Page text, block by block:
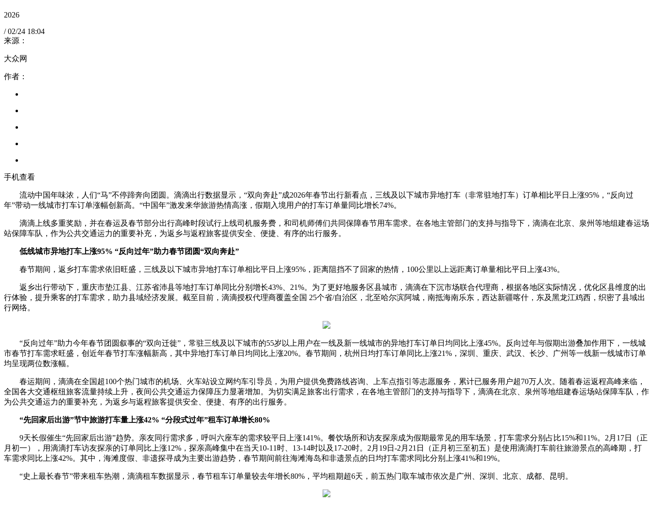
2026
/ 02/24 18:04
来源：
大众网
作者：
手机查看
流动中国年味浓，人们“马”不停蹄奔向团圆。滴滴出行数据显示，“双向奔赴”成2026年春节出行新看点，三线及以下城市异地打车（非常驻地打车）订单相比平日上涨95%，“反向过
年”带动一线城市打车订单涨幅创新高。“中国年”激发来华旅游热情高涨，假期入境用户的打车订单量同比增长74%。
滴滴上线多重奖励，并在春运及春节部分出行高峰时段试行上线司机服务费，和司机师傅们共同保障春节用车需求。在各地主管部门的支持与指导下，滴滴在北京、泉州等地组建春运场
站保障车队，作为公共交通运力的重要补充，为返乡与返程旅客提供安全、便捷、有序的出行服务。
低线城市异地打车上涨95% “反向过年”助力春节团圆“双向奔赴”
春节期间，返乡打车需求依旧旺盛，三线及以下城市异地打车订单相比平日上涨95%，距离阻挡不了回家的热情，100公里以上远距离订单量相比平日上涨43%。
返乡出行带动下，重庆市垫江县、江苏省沛县等地打车订单同比分别增长43%、21%。为了更好地服务区县城市，滴滴在下沉市场联合代理商，根据各地区实际情况，优化区县维度的出
行体验，提升乘客的打车需求，助力县域经济发展。截至目前，滴滴授权代理商覆盖全国 25个省/自治区，北至哈尔滨阿城，南抵海南乐东，西达新疆喀什，东及黑龙江鸡西，织密了县域出
行网络。
“反向过年”助力今年春节团圆叙事的“双向迁徙”，常驻三线及以下城市的55岁以上用户在一线及新一线城市的异地打车订单日均同比上涨45%。反向过年与假期出游叠加作用下，一线城
市春节打车需求旺盛，创近年春节打车涨幅新高，其中异地打车订单日均同比上涨20%。春节期间，杭州日均打车订单同比上涨21%，深圳、重庆、武汉、长沙、广州等一线新一线城市订单
均呈现两位数涨幅。
春运期间，滴滴在全国超100个热门城市的机场、火车站设立网约车引导员，为用户提供免费路线咨询、上车点指引等志愿服务，累计已服务用户超70万人次。随着春运返程高峰来临，
全国各大交通枢纽旅客流量持续上升，夜间公共交通运力保障压力显著增加。为切实满足旅客出行需求，在各地主管部门的支持与指导下，滴滴在北京、泉州等地组建春运场站保障车队，作
为公共交通运力的重要补充，为返乡与返程旅客提供安全、便捷、有序的出行服务。
“先回家后出游”节中旅游打车量上涨42% “分段式过年”租车订单增长80%
9天长假催生“先回家后出游”趋势。亲友同行需求多，呼叫六座车的需求较平日上涨141%。餐饮场所和访友探亲成为假期最常见的用车场景，打车需求分别占比15%和11%。2月17日（正
月初一），用滴滴打车访友探亲的订单同比上涨12%，探亲高峰集中在当天10-11时、13-14时以及17-20时。2月19日-2月21日（正月初三至初五）是使用滴滴打车前往旅游景点的高峰期，打
车需求同比上涨42%。其中，海滩度假、非遗探寻成为主要出游趋势，春节期间前往海滩海岛和非遗景点的日均打车需求同比分别上涨41%和19%。
“史上最长春节”带来租车热潮，滴滴租车数据显示，春节租车订单量较去年增长80%，平均租期超6天，前五热门取车城市依次是广州、深圳、北京、成都、昆明。